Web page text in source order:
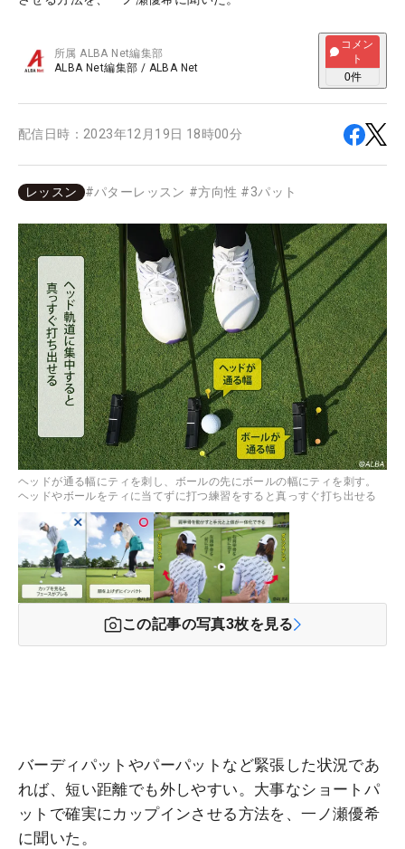
所属ALBA Net編集部
ALBA Net編集部 / ALBA Net
コメン
ト
0件
配信日時： 2023年12月19日 18時00分
レッスン #パターレッスン #方向性 #3パット
ヘッドが通る幅にティを刺し、ボールの先にボールの幅にティを刺す。
ヘッドやボールをティに当てずに打つ練習をすると真っすぐ打ち出せる
この記事の写真3枚を見る
バーディパットやパーパットなど緊張した状況であ
れば、短い距離でも外しやすい。大事なショートパ
ットで確実にカップインさせる方法を、一ノ瀬優希
に聞いた。